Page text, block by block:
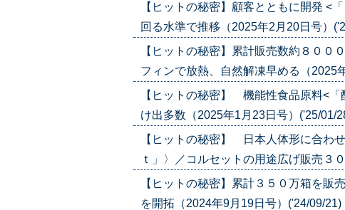
【ヒットの秘密】顧客とともに開発 <
回る水準で推移（2025年2月20日号）
【ヒットの秘密】累計販売数約８０
フィンで放熱、自然解凍早める（2025
【ヒットの秘密】 機能性食品原料<
け出多数（2025年1月23日号）('25/01/
【ヒットの秘密】 日本人体形に合わ
ｔ」〉／コルセットの用途広げ販売３
【ヒットの秘密】累計３５０万箱を
を開拓（2024年9月19日号）('24/09/21)